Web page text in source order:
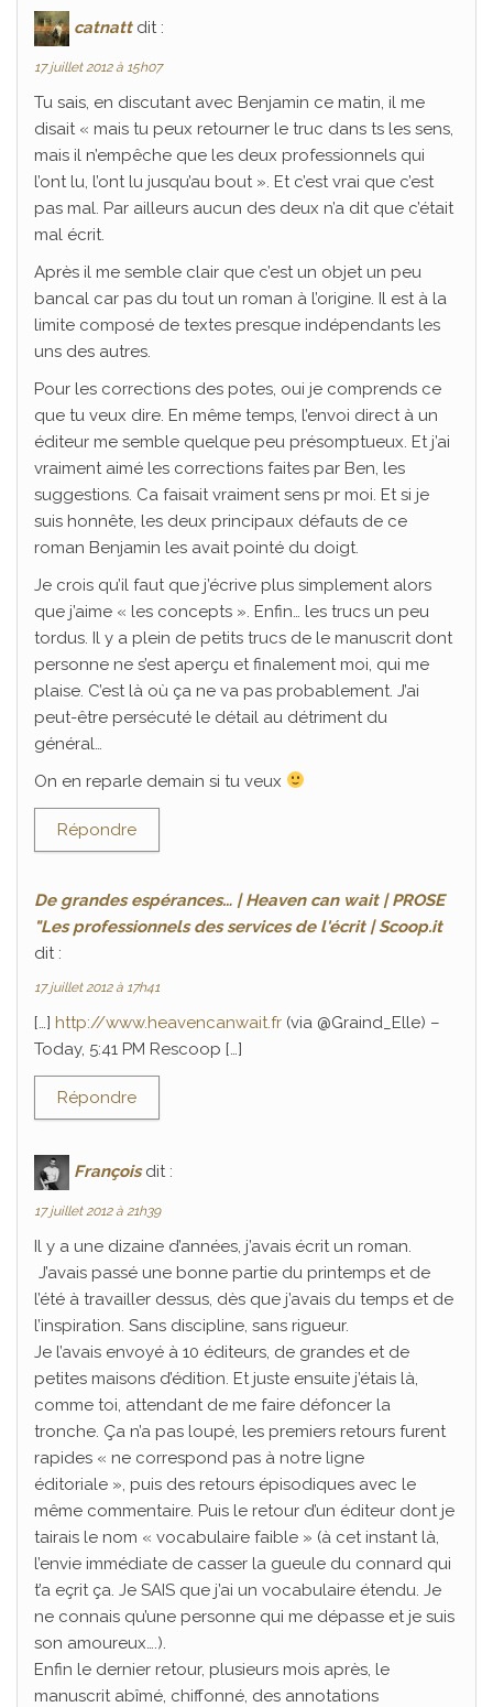
catnatt dit :
17 juillet 2012 à 15h07
Tu sais, en discutant avec Benjamin ce matin, il me
disait « mais tu peux retourner le truc dans ts les sens,
mais il n’empêche que les deux professionnels qui
l’ont lu, l’ont lu jusqu’au bout ». Et c’est vrai que c’est
pas mal. Par ailleurs aucun des deux n’a dit que c’était
mal écrit.
Après il me semble clair que c’est un objet un peu
bancal car pas du tout un roman à l’origine. Il est à la
limite composé de textes presque indépendants les
uns des autres.
Pour les corrections des potes, oui je comprends ce
que tu veux dire. En même temps, l’envoi direct à un
éditeur me semble quelque peu présomptueux. Et j’ai
vraiment aimé les corrections faites par Ben, les
suggestions. Ca faisait vraiment sens pr moi. Et si je
suis honnête, les deux principaux défauts de ce
roman Benjamin les avait pointé du doigt.
Je crois qu’il faut que j’écrive plus simplement alors
que j’aime « les concepts ». Enfin… les trucs un peu
tordus. Il y a plein de petits trucs de le manuscrit dont
personne ne s’est aperçu et finalement moi, qui me
plaise. C’est là où ça ne va pas probablement. J’ai
peut-être persécuté le détail au détriment du
général…
On en reparle demain si tu veux
Répondre
De grandes espérances… | Heaven can wait | PROSE
"Les professionnels des services de l'écrit | Scoop.it
dit :
17 juillet 2012 à 17h41
[…] http://www.heavencanwait.fr (via @Graind_Elle) –
Today, 5:41 PM Rescoop […]
Répondre
François dit :
17 juillet 2012 à 21h39
Il y a une dizaine d’années, j’avais écrit un roman.
J’avais passé une bonne partie du printemps et de
l’été à travailler dessus, dès que j’avais du temps et de
l’inspiration. Sans discipline, sans rigueur.
Je l’avais envoyé à 10 éditeurs, de grandes et de
petites maisons d’édition. Et juste ensuite j’étais là,
comme toi, attendant de me faire défoncer la
tronche. Ça n’a pas loupé, les premiers retours furent
rapides « ne correspond pas à notre ligne
éditoriale », puis des retours épisodiques avec le
même commentaire. Puis le retour d’un éditeur dont je
tairais le nom « vocabulaire faible » (à cet instant là,
l’envie immédiate de casser la gueule du connard qui
t’a eçrit ça. Je SAIS que j’ai un vocabulaire étendu. Je
ne connais qu’une personne qui me dépasse et je suis
son amoureux….).
Enfin le dernier retour, plusieurs mois après, le
manuscrit abîmé, chiffonné, des annotations